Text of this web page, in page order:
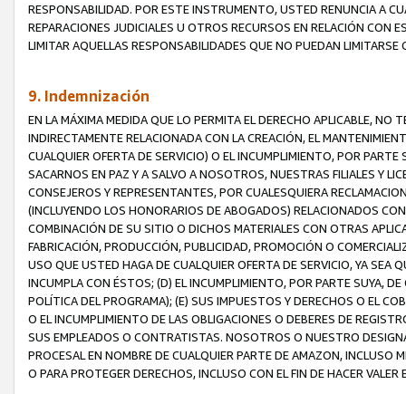
RESPONSABILIDAD. POR ESTE INSTRUMENTO, USTED RENUNCIA A
REPARACIONES JUDICIALES U OTROS RECURSOS EN RELACIÓN CON
LIMITAR AQUELLAS RESPONSABILIDADES QUE NO PUEDAN LIMITARSE
9. Indemnización
EN LA MÁXIMA MEDIDA QUE LO PERMITA EL DERECHO APLICABLE,
INDIRECTAMENTE RELACIONADA CON LA CREACIÓN, EL
CUALQUIER OFERTA DE SERVICIO) O EL INCUMPLIMIENTO, POR
SACARNOS EN PAZ Y A SALVO A NOSOTROS, NUESTRAS FILIALES Y
CONSEJEROS Y REPRESENTANTES, POR CUALESQUIERA
(INCLUYENDO LOS HONORARIOS DE ABOGADOS) RELACIONADOS
COMBINACIÓN DE SU SITIO O DICHOS MATERIALES CON OTRAS
FABRICACIÓN, PRODUCCIÓN, PUBLICIDAD, PROMOCIÓN O
USO QUE USTED HAGA DE CUALQUIER OFERTA DE SERVICIO, YA SEA
INCUMPLA CON ÉSTOS; (D) EL INCUMPLIMIENTO, POR PARTE SUYA,
POLÍTICA DEL PROGRAMA); (E) SUS IMPUESTOS Y DERECHOS O EL
O EL INCUMPLIMIENTO DE LAS OBLIGACIONES O DEBERES DE
SUS EMPLEADOS O CONTRATISTAS. NOSOTROS O NUESTRO
PROCESAL EN NOMBRE DE CUALQUIER PARTE DE AMAZON, INCLUSO
O PARA PROTEGER DERECHOS, INCLUSO CON EL FIN DE HACER VALER